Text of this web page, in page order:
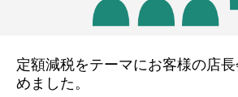
定額減税をテーマにお客様の店
めました。